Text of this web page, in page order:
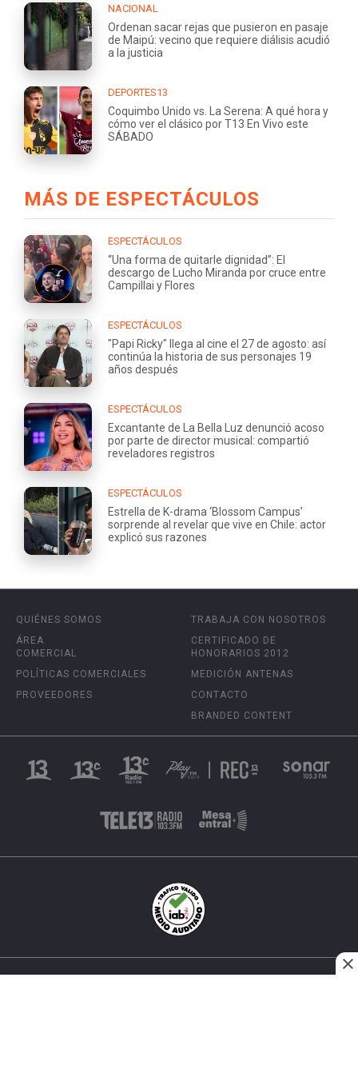
NACIONAL
Ordenan sacar rejas que pusieron en pasaje
de Maipú: vecino que requiere diálisis acudió
a la justicia
DEPORTES13
Coquimbo Unido vs. La Serena: A qué hora y
cómo ver el clásico por T13 En Vivo este
SÁBADO
MÁS DE ESPECTÁCULOS
ESPECTÁCULOS
“Una forma de quitarle dignidad”: El
descargo de Lucho Miranda por cruce entre
Campillai y Flores
ESPECTÁCULOS
"Papi Ricky" llega al cine el 27 de agosto: así
continúa la historia de sus personajes 19
años después
ESPECTÁCULOS
Excantante de La Bella Luz denunció acoso
por parte de director musical: compartió
reveladores registros
ESPECTÁCULOS
Estrella de K-drama ‘Blossom Campus’
sorprende al revelar que vive en Chile: actor
explicó sus razones
QUIÉNES SOMOS
ÁREA
COMERCIAL
POLÍTICAS COMERCIALES
PROVEEDORES
TRABAJA CON NOSOTROS
CERTIFICADO DE
HONORARIOS 2012
MEDICIÓN ANTENAS
CONTACTO
BRANDED CONTENT